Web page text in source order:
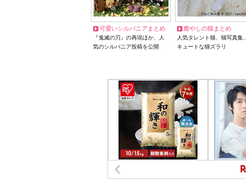
可愛いシルバニアまとめ
『鬼滅の刃』の再現ほか、人
気のシルバニア投稿を公開
癒やしの猫まとめ
人気タレント猫、猫写真集…
キュートな猫ズラリ